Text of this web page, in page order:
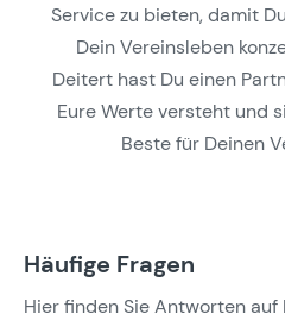
Service zu bieten, damit
Dein Vereinsleben
Deitert hast Du einen
Eure Werte versteht und
Beste für Deinen
Häufige Fragen
Hier finden Sie Antworten auf